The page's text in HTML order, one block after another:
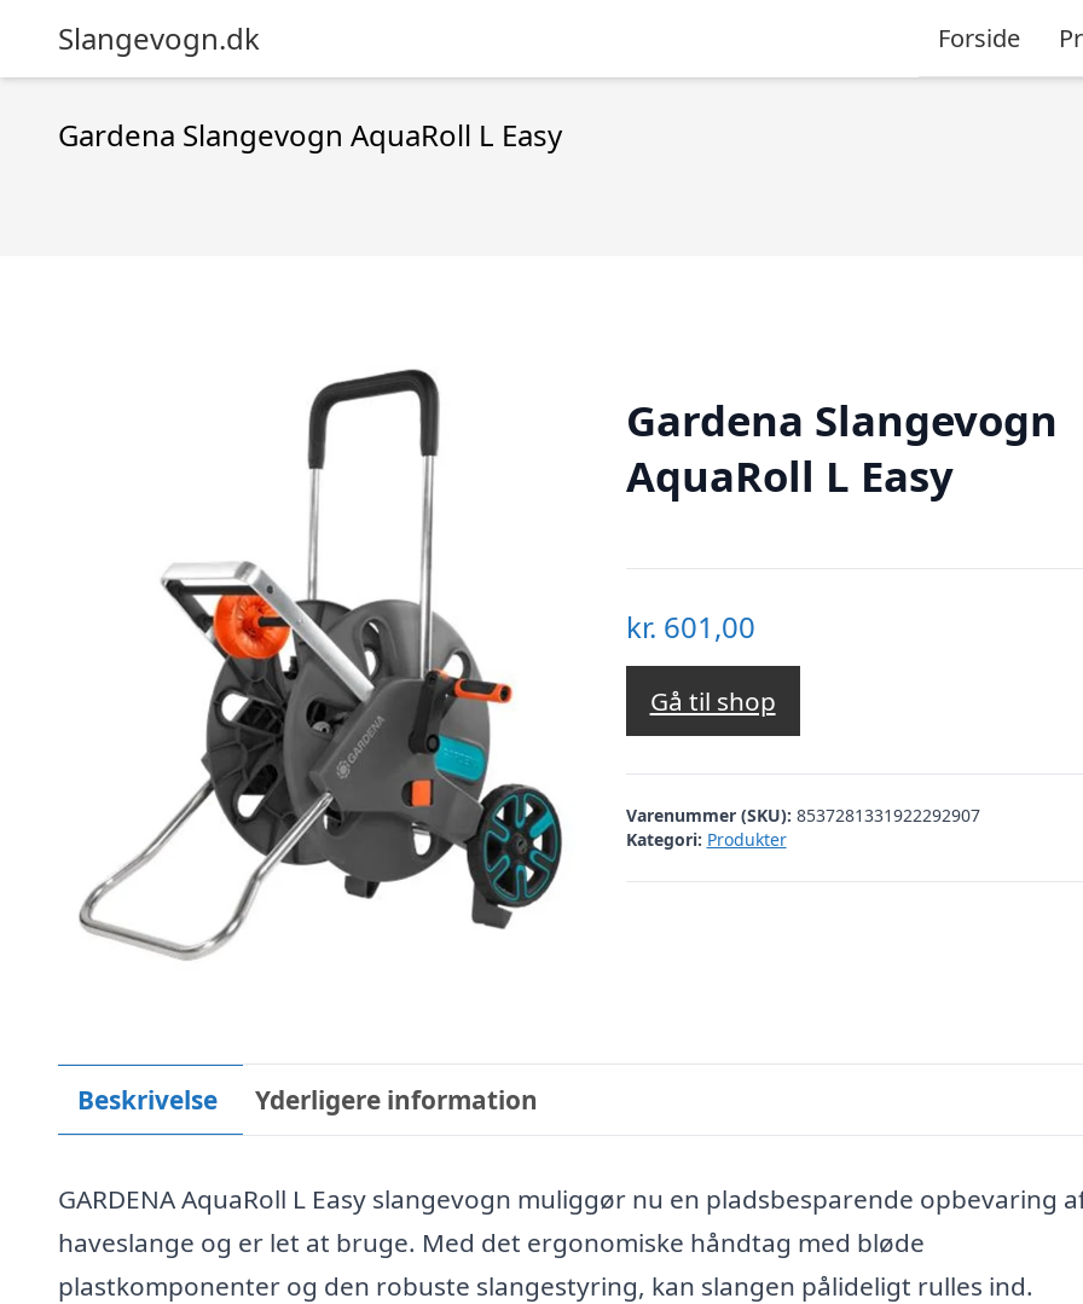
Slangevogn.dk Forside
Gardena Slangevogn AquaRoll L Easy
Gardena Slangevogn
AquaRoll L Easy
kr. 601,00
Gå til shop
Varenummer (SKU): 8537281331922292907
Kategori: Produkter
Beskrivelse Yderligere information
GARDENA AquaRoll L Easy slangevogn muliggør nu en pladsbesparende opbevaring
haveslange og er let at bruge. Med det ergonomiske håndtag med bløde
plastkomponenter og den robuste slangestyring, kan slangen pålideligt rulles ind.